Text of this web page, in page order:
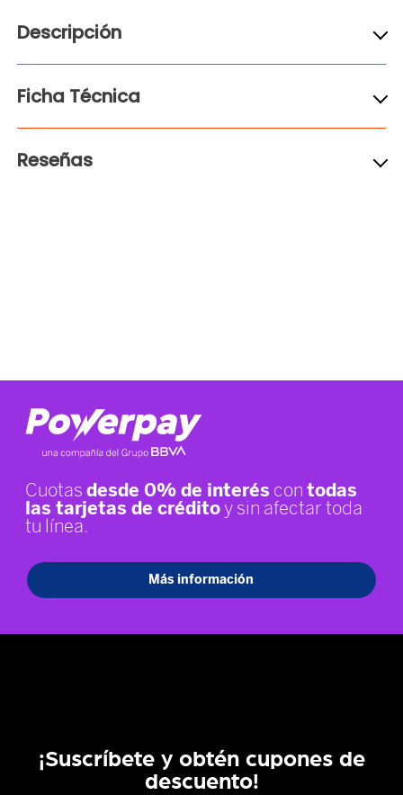
Descripción
Ficha Técnica
Reseñas
¡Suscríbete y obtén cupones de
descuento!